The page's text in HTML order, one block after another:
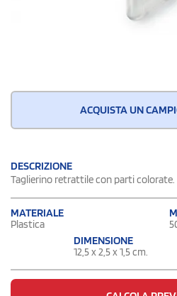
ACQUISTA UN
DESCRIZIONE
Taglierino retrattile con parti colorate.
MATERIALE
Plastica
DIMENSIONE
12,5 x 2,5 x 1,5 cm.